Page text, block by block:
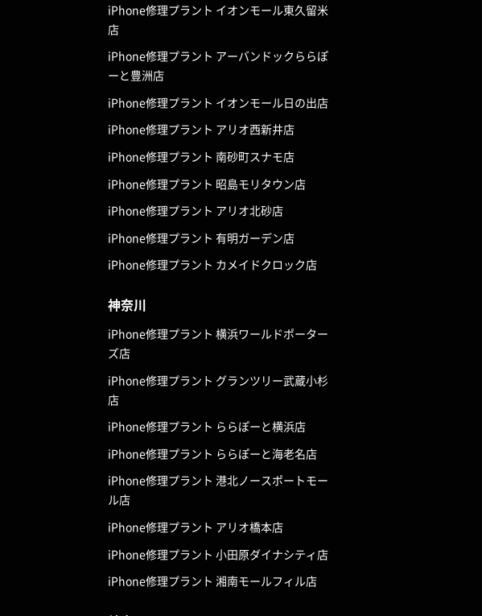
iPhone修理プラント イオンモール東久留米
店
iPhone修理プラント アーバンドックららぽ
ーと豊洲店
iPhone修理プラント イオンモール日の出店
iPhone修理プラント アリオ西新井店
iPhone修理プラント 南砂町スナモ店
iPhone修理プラント 昭島モリタウン店
iPhone修理プラント アリオ北砂店
iPhone修理プラント 有明ガーデン店
iPhone修理プラント カメイドクロック店
神奈川
iPhone修理プラント 横浜ワールドポーター
ズ店
iPhone修理プラント グランツリー武蔵小杉
店
iPhone修理プラント ららぽーと横浜店
iPhone修理プラント ららぽーと海老名店
iPhone修理プラント 港北ノースポートモー
ル店
iPhone修理プラント アリオ橋本店
iPhone修理プラント 小田原ダイナシティ店
iPhone修理プラント 湘南モールフィル店